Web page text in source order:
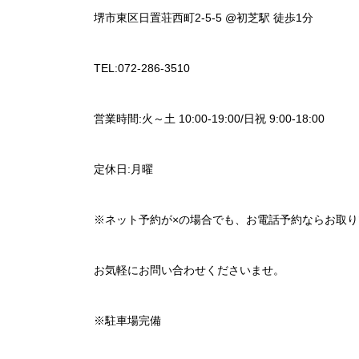
堺市東区日置荘西町2-5-5 @初芝駅 徒歩1分
TEL:072-286-3510
営業時間:火～土 10:00-19:00/日祝 9:00-18:00
定休日:月曜
※ネット予約が×の場合でも、お電話予約ならお取り
お気軽にお問い合わせくださいませ。
※駐車場完備